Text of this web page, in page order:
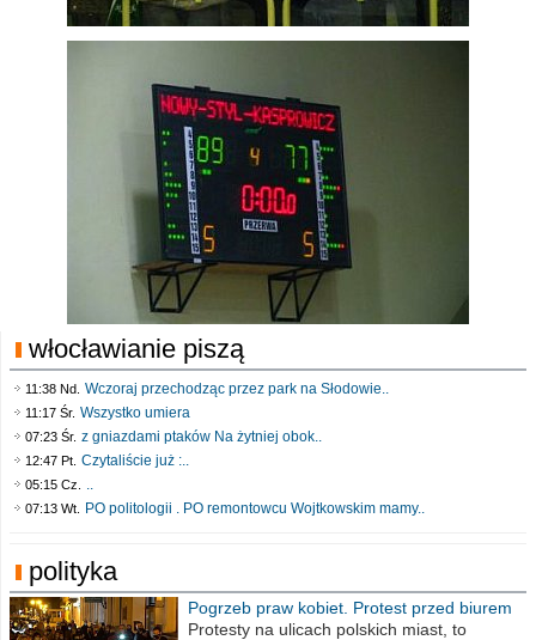
włocławianie piszą
11:38 Nd. Wczoraj przechodząc przez park na Słodowie..
11:17 Śr. Wszystko umiera
07:23 Śr. z gniazdami ptaków Na żytniej obok..
12:47 Pt. Czytaliście już :..
05:15 Cz. ..
07:13 Wt. PO politologii . PO remontowcu Wojtkowskim mamy..
polityka
Pogrzeb praw kobiet. Protest przed biurem
poselskim PiS
Protesty na ulicach polskich miast, to